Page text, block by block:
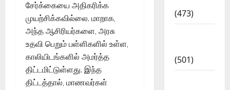
சேர்க்கையை அதிகரிக்க
முயற்சிக்கவில்லை. மாறாக,
அந்த ஆசிரியர்களை, அரசு
உதவி பெறும் பள்ளிகளில் உள்ள,
காலியிடங்களில் அமர்த்த
திட்டமிட்டுள்ளது. இந்த
திட்டத்தால், மாணவர்கள்
(473)
(501)